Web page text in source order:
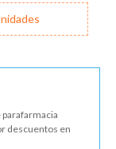
parafarmacia
descuentos en